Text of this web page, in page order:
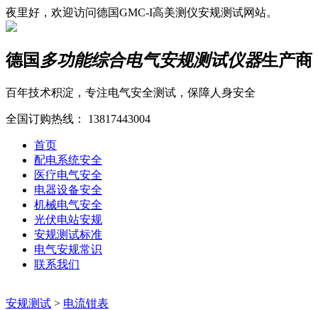
夜里好，欢迎访问德国GMC-I高美测仪安规测试网站。
德国 多功能综合电气安规测试仪器生产商
百年技术积淀，专注电气安全测试，保障人身安全
全国订购热线： 13817443004
首页
配电系统安全
医疗电气安全
电器设备安全
机械电气安全
光伏电站安规
安规测试标准
电气安规常识
联系我们
安规测试 > 电流钳表